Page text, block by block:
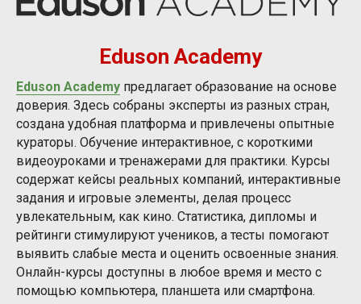
Eduson Academy
Eduson Academy предлагает образование на основе
доверия. Здесь собраны эксперты из разных стран,
создана удобная платформа и привлечены опытные
кураторы. Обучение интерактивное, с короткими
видеоуроками и тренажерами для практики. Курсы
содержат кейсы реальных компаний, интерактивные
задания и игровые элементы, делая процесс
увлекательным, как кино. Статистика, дипломы и
рейтинги стимулируют учеников, а тесты помогают
выявить слабые места и оценить освоенные знания.
Онлайн-курсы доступны в любое время и место с
помощью компьютера, планшета или смартфона.